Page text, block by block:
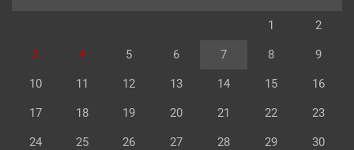
1 2
3 4 5 6 7 8 9
10 11 12 13 14 15 16
17 18 19 20 21 22 23
24 25 26 27 28 29 30